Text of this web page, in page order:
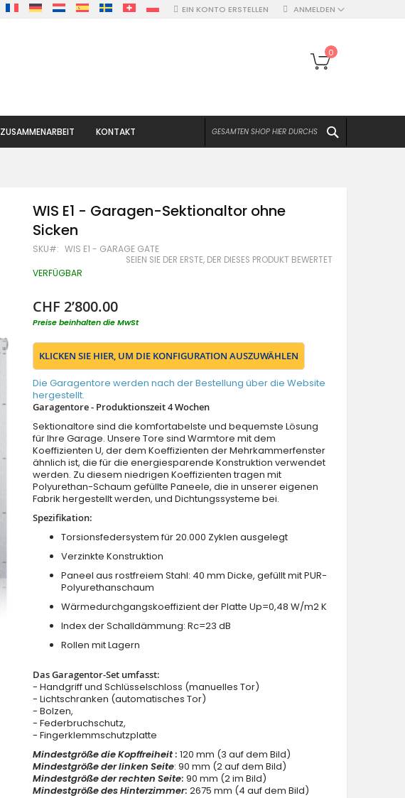
ANMELDEN
EIN KONTO ERSTELLEN
Mein
0
ZUSAMMENARBEIT KONTAKT
WIS E1 - Garagen-Sektionaltor ohne Sicken
WIS E1 - Garagen-Sektionaltor ohne
Sicken
SKU WIS E1 - GARAGE GATE
SEIEN SIE DER ERSTE, DER DIESES PRODUKT BEWERTET
VERFÜGBAR
CHF 2’800.00
Preise beinhalten die MwSt
KLICKEN SIE HIER, UM DIE KONFIGURATION AUSZUWÄHLEN
Die Garagentore werden nach der Bestellung über die Website
hergestellt.
Garagentore - Produktionszeit 4 Wochen
Sektionaltore sind die komfortabelste und bequemste Lösung
für Ihre Garage. Unsere Tore sind Warmtore mit dem
Koeffizienten U, der dem Koeffizienten der Mehrkammerfenster
ähnlich ist, die für die energiesparende Konstruktion verwendet
werden. Zu diesem niedrigen Koeffizienten tragen mit
Polyurethan-Schaum gefüllte Paneele, die in unserer eigenen
Fabrik hergestellt werden, und Dichtungssysteme bei.
Spezifikation:
Torsionsfedersystem für 20.000 Zyklen ausgelegt
Verzinkte Konstruktion
Paneel aus rostfreiem Stahl: 40 mm Dicke, gefüllt mit PUR-
Polyurethanschaum
Wärmedurchgangskoeffizient der Platte Up=0,48 W/m2 K
Index der Schalldämmung: Rc=23 dB
Rollen mit Lagern
Das Garagentor-Set umfasst:
- Handgriff und Schlüsselschloss (manuelles Tor)
- Lichtschranken (automatisches Tor)
- Bolzen,
- Federbruchschutz,
- Fingerklemmschutzplatte
Mindestgröße die Kopffreiheit:120 mm (3 auf dem Bild)
Mindestgröße der linken Seite: 90 mm (2 auf dem Bild)
Mindestgrößeder rechten Seite: 90 mm (2 im Bild)
Mindestgrößedes Hinterzimmer: 2675 mm (4 auf dem Bild)